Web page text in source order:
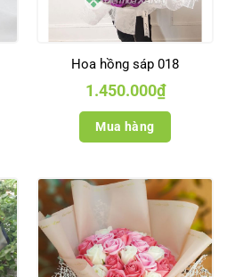
Hoa hồng sáp 018
1.450.000₫
Mua hàng